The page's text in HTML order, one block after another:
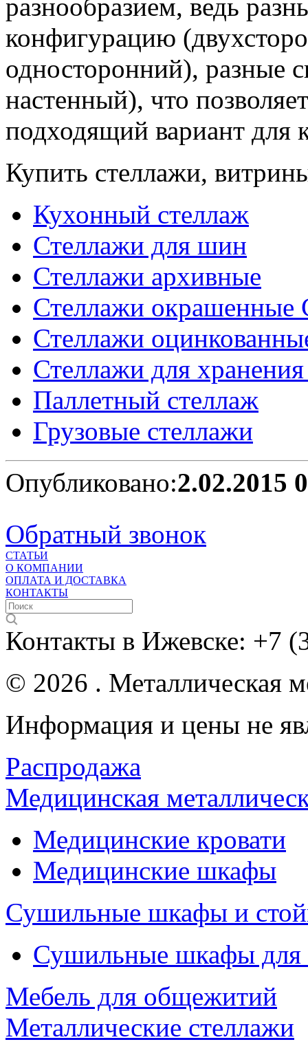
разнообразием, ведь
конфигурацию
односторонний), разные
настенный), что
подходящий вариант для
Купить стеллажи,
Кухонный стеллаж
Стеллажи для шин
Стеллажи архивные
Стеллажи окрашенные
Стеллажи
Стеллажи для
Паллетный стеллаж
Грузовые стеллажи
Опубликовано:2.02.2015
Обратный звонок
СТАТЬИ
О КОМПАНИИ
ОПЛАТА И ДОСТАВКА
КОНТАКТЫ
Контакты в Ижевске: +7
© 2026 . Металлическая
Информация и цены не
Распродажа
Медицинская
Медицинские кровати
Медицинские шкафы
Сушильные шкафы и
Сушильные шкафы
Мебель для общежитий
Металлические стеллажи